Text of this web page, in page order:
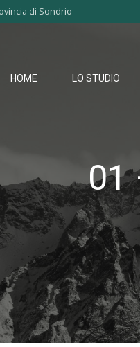
di Sondrio
HOME LO STUDIO
01